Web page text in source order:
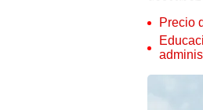
Precio